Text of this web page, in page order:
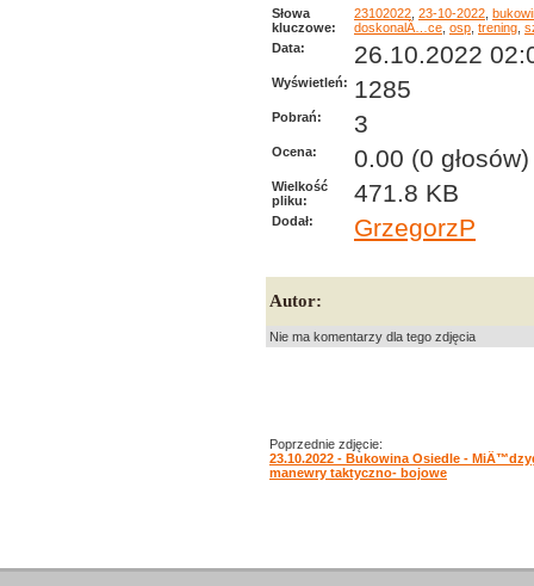
Słowa
kluczowe:
23102022 23-10-2022
doskonalÄ…ce osp trening
Data:
26.10.2022
Wyświetleń: 1285
Pobrań: 3
Ocena: 0.00 (0 głosów)
Wielkość
pliku:
471.8 KB
Dodał: GrzegorzP
Autor:
Nie ma komentarzy dla tego zdjęcia
Poprzednie zdjęcie:
23.10.2022 - Bukowina Osiedle -
manewry taktyczno- bojowe